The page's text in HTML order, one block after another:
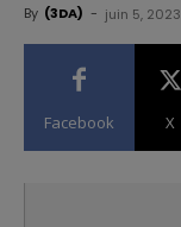
By (3DA) - juin 5, 2023
Facebook X